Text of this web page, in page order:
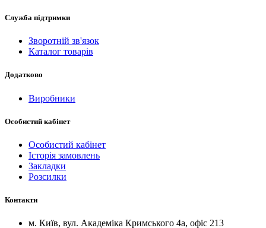
Служба підтримки
Зворотній зв'язок
Каталог товарів
Додатково
Виробники
Особистий кабінет
Особистий кабінет
Історія замовлень
Закладки
Розсилки
Контакти
м. Київ, вул. Академіка Кримського 4а, офіс 213